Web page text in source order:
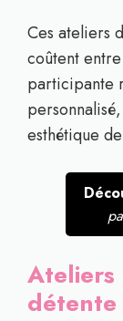
Ces ateliers
coûtent
participante
esthétique
Ateliers